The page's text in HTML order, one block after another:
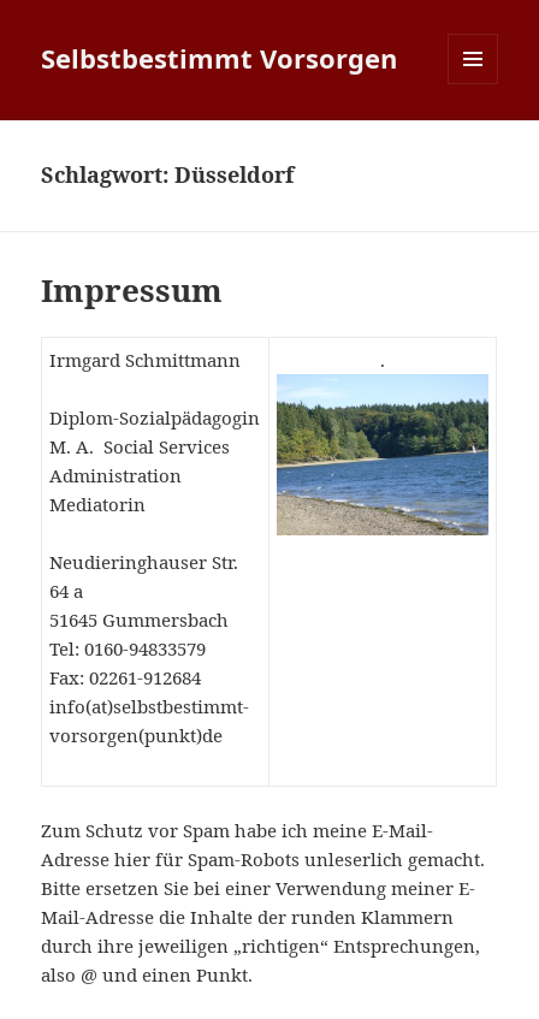
Selbstbestimmt Vorsorgen
Schlagwort:Düsseldorf
Impressum
Irmgard Schmittmann
Diplom-Sozialpädagogin
M. A. Social Services
Administration
Mediatorin
Neudieringhauser Str.
64 a
51645 Gummersbach
Tel: 0160-94833579
Fax: 02261-912684
info(at)selbstbestimmt-
vorsorgen(punkt)de
.
Zum Schutz vor Spam habe ich meine E-Mail-
Adresse hier für Spam-Robots unleserlich gemacht.
Bitte ersetzen Sie bei einer Verwendung meiner E-
Mail-Adresse die Inhalte der runden Klammern
durch ihre jeweiligen „richtigen“ Entsprechungen,
also @ und einen Punkt.